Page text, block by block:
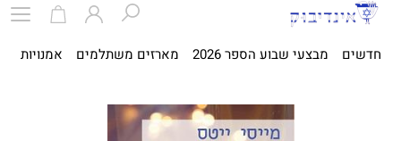
חדשים מבצעי שבוע הספר 2026 מארזים משתלמים אמנויות